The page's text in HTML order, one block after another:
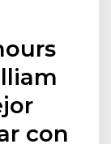
con